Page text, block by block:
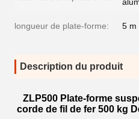
longueur de plate-forme: 5 m
Description du produit
ZLP500 Plate-forme
corde de fil de fer 500 kg